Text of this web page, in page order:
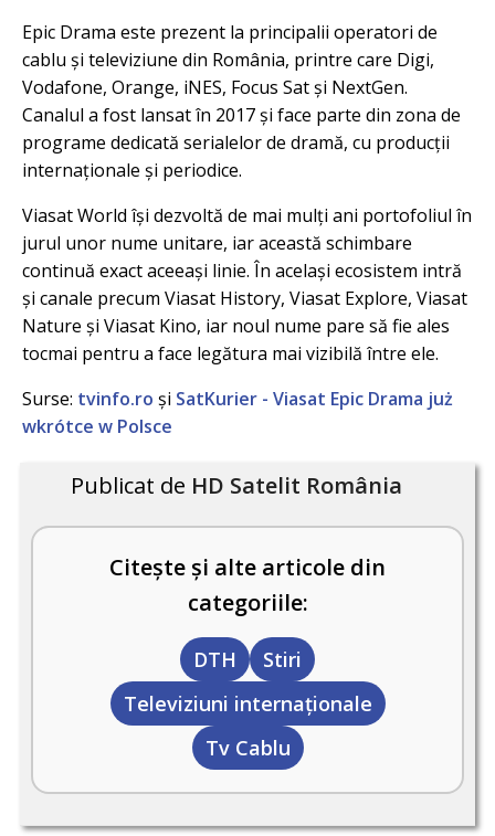
Epic Drama este prezent la principalii operatori de
cablu și televiziune din România, printre care Digi,
Vodafone, Orange, iNES, Focus Sat și NextGen.
Canalul a fost lansat în 2017 și face parte din zona de
programe dedicată serialelor de dramă, cu producții
internaționale și periodice.
Viasat World își dezvoltă de mai mulți ani portofoliul în
jurul unor nume unitare, iar această schimbare
continuă exact aceeași linie. În același ecosistem intră
și canale precum Viasat History, Viasat Explore, Viasat
Nature și Viasat Kino, iar noul nume pare să fie ales
tocmai pentru a face legătura mai vizibilă între ele.
Surse: tvinfo.ro și SatKurier - Viasat Epic Drama już
wkrótce w Polsce
Publicat de HD Satelit România
Citește și alte articole din
categoriile:
DTH
Stiri
Televiziuni internaţionale
Tv Cablu